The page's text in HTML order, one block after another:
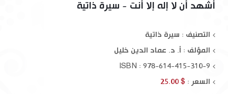
أشهد أن لا إله إلا أنت - سيرة ذاتية
التصنيف : سيرة ذاتية
المؤلف : أ. د. عماد الدين خليل
ISBN : 978-614-415-310-9
السعر : $ 25.00